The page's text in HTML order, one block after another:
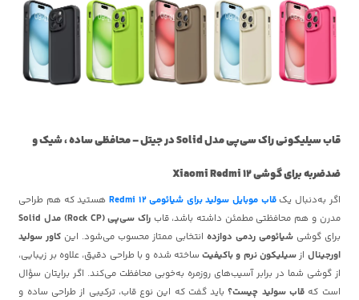
قاب سیلیکونی راک سی‌پی مدل Solid در جیتل – محافظی ساده ، شیک و
ضدضربه برای گوشی Xiaomi Redmi 12
اگر به‌دنبال یکقاب موبایل سولید برای شیائومی Redmi 12
هستید که هم طراحی
مدرن و هم محافظتی مطمئن داشته باشد، قابراک سی‌پی (Rock CP) مدل Solid
برای گوشیشیائومی ردمی دوازده انتخابی ممتاز محسوب می‌شود. این کاور سولید
اورجینال از سیلیکون نرم و باکیفیتساخته شده و با طراحی دقیق، علاوه بر زیبایی،
از گوشی شما در برابر آسیب‌های روزمره به‌خوبی محافظت می‌کند. اگر برایتان سؤال
است که قاب سولید چیست؟باید گفت که این نوع قاب، ترکیبی از طراحی ساده و